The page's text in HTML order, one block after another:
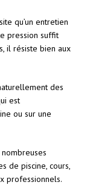
qu’un entretien
pression suffit
il résiste bien aux
des
est
ou sur une
de piscine, cours,
professionnels.